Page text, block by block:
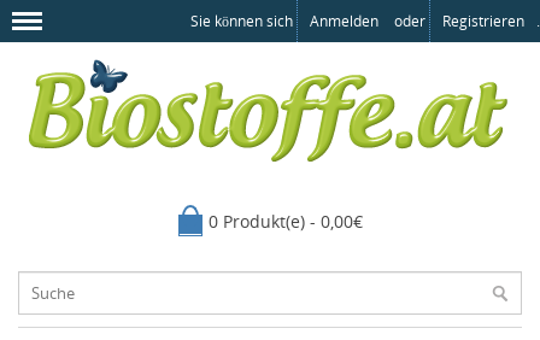
Sie können sich Anmelden oder Registrieren .
0 Produkt(e) - 0,00€